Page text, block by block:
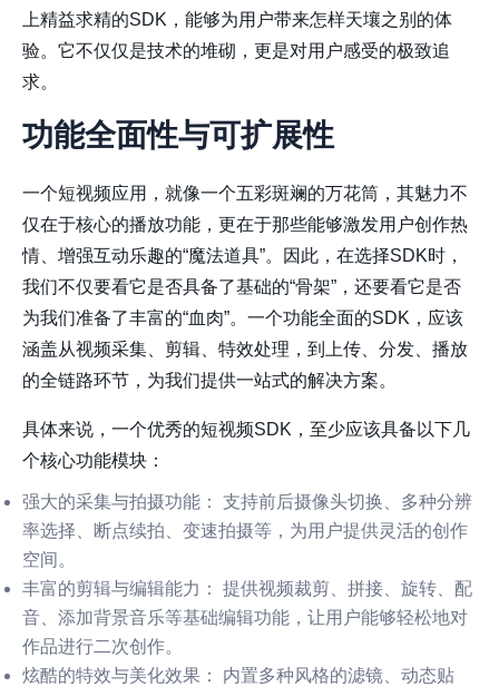
上精益求精的SDK，能够为用户带来怎样天壤之别的体
验。它不仅仅是技术的堆砌，更是对用户感受的极致追
求。
功能全面性与可扩展性
一个短视频应用，就像一个五彩斑斓的万花筒，其魅力不
仅在于核心的播放功能，更在于那些能够激发用户创作热
情、增强互动乐趣的“魔法道具”。因此，在选择SDK时，
我们不仅要看它是否具备了基础的“骨架”，还要看它是否
为我们准备了丰富的“血肉”。一个功能全面的SDK，应该
涵盖从视频采集、剪辑、特效处理，到上传、分发、播放
的全链路环节，为我们提供一站式的解决方案。
具体来说，一个优秀的短视频SDK，至少应该具备以下几
个核心功能模块：
强大的采集与拍摄功能：
支持前后摄像头切换、多种分辨
率选择、断点续拍、变速拍摄等，为用户提供灵活的创作
空间。
丰富的剪辑与编辑能力：
提供视频裁剪、拼接、旋转、配
音、添加背景音乐等基础编辑功能，让用户能够轻松地对
作品进行二次创作。
炫酷的特效与美化效果：
内置多种风格的滤镜、动态贴